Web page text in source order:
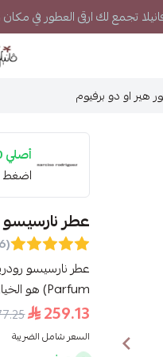
تجمع لك ارقى العطور في
هير او دو برفيوم
أصلي 100%
اضغط
عطر
(6 تقييمات)
Parfum) هو الخيار المثالي للمرأة ال...
259.13
السعر شامل الضريبة